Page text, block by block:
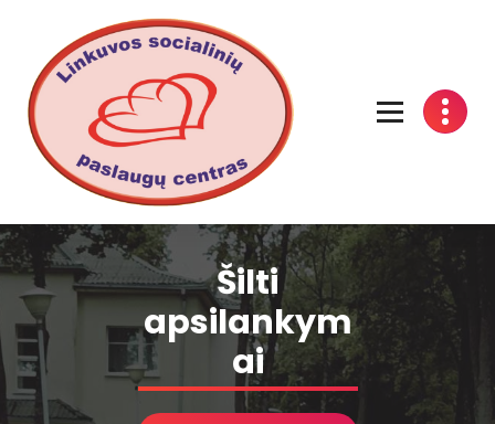
Šilti
apsilankym
ai